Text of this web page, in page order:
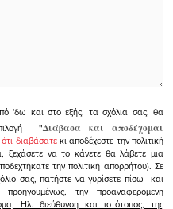
'δω και στο εξής, τα σχόλιά σας, θα
"Διάβασα και αποδέχομαι
διαβάσατεκι αποδέχεστε την πολιτική
ξεχάσετε να το κάνετε θα λάβετε μια
την πολιτική απορρήτου). Σε
σας, πατήστε να γυρίσετε πίσω και
προηγουμένως, την προαναφερόμενη
Ηλ. διεύθυνση και ιστότοπος, της